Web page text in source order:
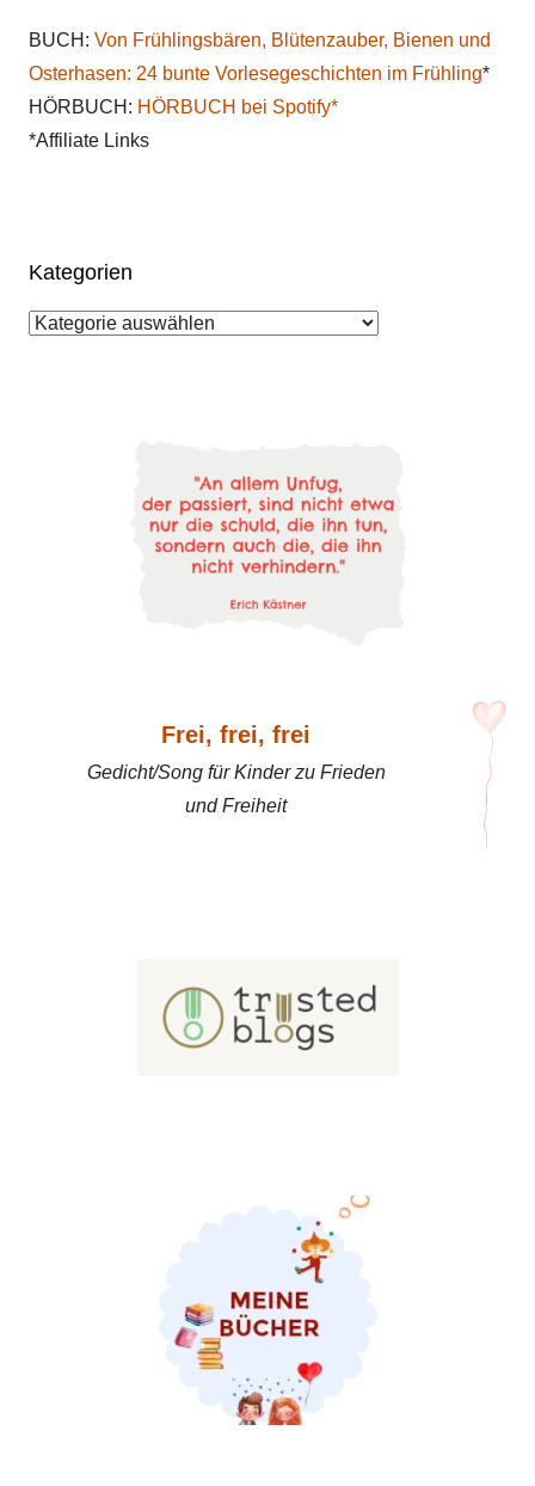
BUCH: Von Frühlingsbären, Blütenzauber, Bienen und
Osterhasen: 24 bunte Vorlesegeschichten im Frühling*
HÖRBUCH: HÖRBUCH bei Spotify*
*Affiliate Links
Kategorien
Kategorien
Frei, frei, frei
Gedicht/Song für Kinder zu Frieden
und Freiheit